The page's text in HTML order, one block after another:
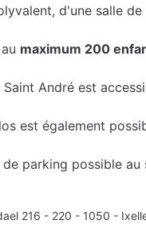
d'une salle
maximum 200
Saint André est
est également
de parking possible
216 - 220 - 1050 -